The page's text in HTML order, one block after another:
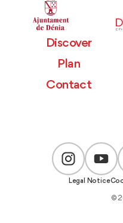
Discover
Plan
Contact
Legal Notice
©